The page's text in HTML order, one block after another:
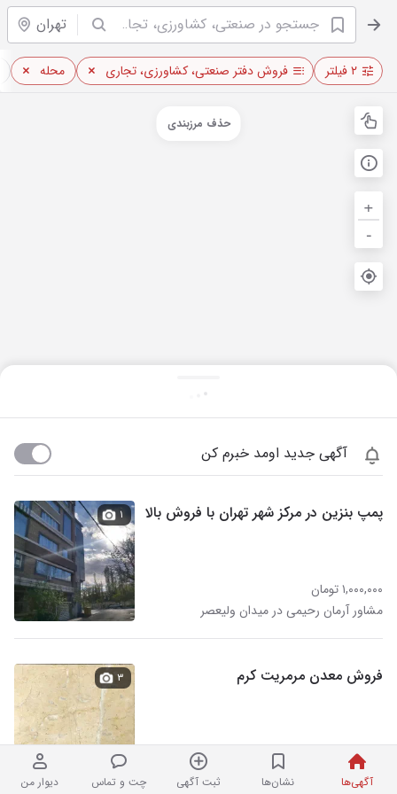
تهران
آگهی‌ها نشان‌ها ثبت آگهی چت و تماس دیوار من
۲ فیلتر فروش دفتر صنعتی، کشاورزی، تجاری محله
+
-
حذف مرزبندی
آگهی جدید اومد خبرم کن
پمپ بنزین در مرکز شهر تهران با فروش بالا
۱,۰۰۰,۰۰۰ تومان
مشاور آرمان رحیمی در میدان ولیعصر
۱
فروش معدن مرمریت کرم
۷,۰۰۰,۰۰۰,۰۰۰ تومان
هفتهٔ پیش در میدان ولیعصر
۳